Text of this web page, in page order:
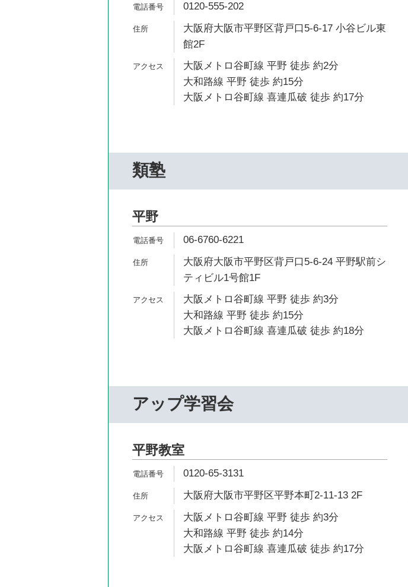
0120-555-202
大阪府大阪市平野区背戸口5-6-17 小谷ビル東
館2F
大阪メトロ谷町線 平野 徒歩 約2分
大和路線 平野 徒歩 約15分
大阪メトロ谷町線 喜連瓜破 徒歩 約17分
類塾
平野
06-6760-6221
大阪府大阪市平野区背戸口5-6-24 平野駅前シ
ティビル1号館1F
大阪メトロ谷町線 平野 徒歩 約3分
大和路線 平野 徒歩 約15分
大阪メトロ谷町線 喜連瓜破 徒歩 約18分
アップ学習会
平野教室
0120-65-3131
大阪府大阪市平野区平野本町2-11-13 2F
大阪メトロ谷町線 平野 徒歩 約3分
大和路線 平野 徒歩 約14分
大阪メトロ谷町線 喜連瓜破 徒歩 約17分